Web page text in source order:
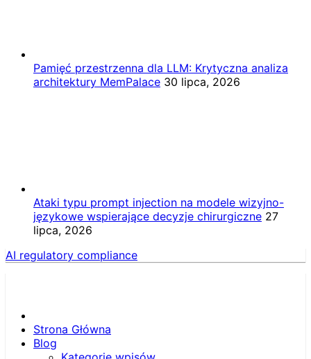
Pamięć przestrzenna dla LLM: Krytyczna analiza
architektury MemPalace 30 lipca, 2026
Ataki typu prompt injection na modele wizyjno-
językowe wspierające decyzje chirurgiczne 27
lipca, 2026
AI regulatory compliance
Strona Główna
Blog